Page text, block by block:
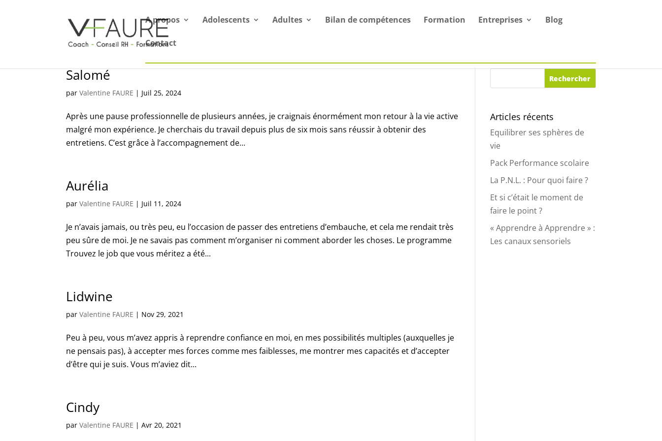
A propos Adolescents Adultes Bilan de compétences Formation Entreprises Blog
Contact
Salomé
parValentine FAURE | Juil 25, 2024
Après une pause professionnelle de plusieurs années, je craignais énormément mon retour à la vie active
malgré mon expérience. Je cherchais du travail depuis plus de six mois sans réussir à obtenir des
entretiens. C’est grâce à l’accompagnement de...
Aurélia
parValentine FAURE | Juil 11, 2024
Je n’avais jamais, ou très peu, eu l’occasion de passer des entretiens d’embauche, et cela me rendait très
peu sûre de moi. Je ne savais pas comment m’organiser ni comment aborder les choses. Le programme
Trouvez le job que vous méritez a été...
Lidwine
parValentine FAURE | Nov 29, 2021
Peu à peu, vous m’avez appris à reprendre confiance en moi, en mes possibilités multiples (auxquelles je
ne pensais pas), à accepter mes forces comme mes faiblesses, me montrer mes capacités et d’accepter
d’être qui je suis. Vous m’aviez dit...
Cindy
parValentine FAURE |Avr 20, 2021
Articles récents
Equilibrer ses sphères de
vie
Pack Performance scolaire
La P.N.L. : Pour quoi faire ?
Et si c’était le moment de
faire le point ?
« Apprendre à Apprendre » :
Les canaux sensoriels